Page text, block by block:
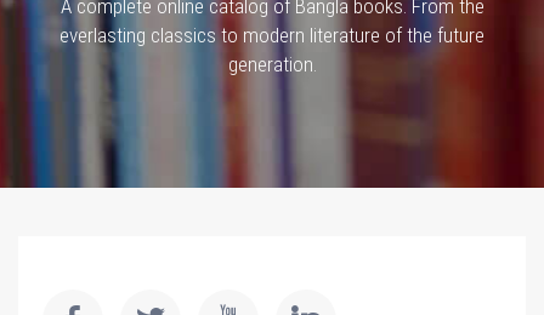
A complete online catalog of Bangla books. From the
everlasting classics to modern literature of the future
generation.